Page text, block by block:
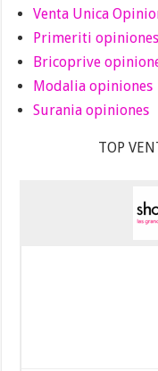
Venta Unica
Primeriti opiniones
Bricoprive
Modalia opiniones
Surania opiniones
TOP